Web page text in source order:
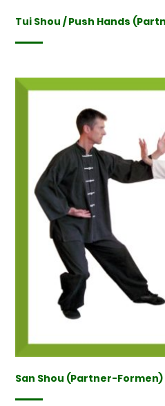
Tui Shou / Push Hands
San Shou (Partner-Formen)